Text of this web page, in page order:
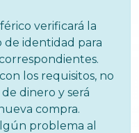
verificará la
identidad para
los requisitos, no
dinero y será
compra.
problema al